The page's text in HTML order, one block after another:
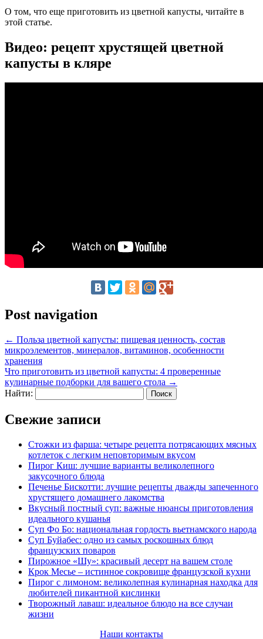
О том, что еще приготовить из цветной капусты, читайте в
этой статье.
Видео: рецепт хрустящей цветной
капусты в кляре
Post navigation
← Польза цветной капусты: пищевая ценность, состав
микроэлементов, минералов, витаминов, особенности
хранения
Что приготовить из цветной капусты: 4 проверенные
кулинарные подборки для вашего стола →
Найти:
Свежие записи
Стожки из фарша: четыре рецепта потрясающих мясных
котлеток с легким неповторимым вкусом
Пирог Киш: лучшие варианты великолепного
закусочного блюда
Печенье Бискотти: лучшие рецепты дважды запеченного
хрустящего домашнего лакомства
Вкусный постный суп: важные нюансы приготовления
идеального кушанья
Суп Фо Бо: национальная гордость вьетнамского народа
Суп Буйабес: одно из самых роскошных блюд
французских поваров
Пирожное «Шу»: красивый десерт на вашем столе
Крок Месье – истинное сокровище французской кухни
Пирог с лимоном: великолепная кулинарная находка для
любителей пикантной кислинки
Творожный лаваш: идеальное блюдо на все случаи
жизни
Наши контакты